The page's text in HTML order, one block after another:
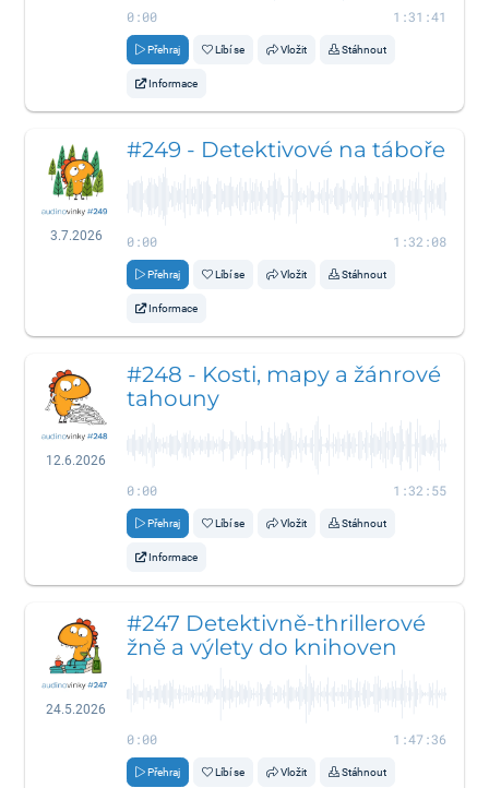
0:00 1:31:41
Přehraj Líbí se Vložit Stáhnout
Informace
3.7.2026
#249 - Detektivové na táboře
0:00 1:32:08
Přehraj Líbí se Vložit Stáhnout
Informace
12.6.2026
#248 - Kosti, mapy a žánrové
tahouny
0:00 1:32:55
Přehraj Líbí se Vložit Stáhnout
Informace
24.5.2026
#247 Detektivně-thrillerové
žně a výlety do knihoven
0:00 1:47:36
Přehraj Líbí se Vložit Stáhnout